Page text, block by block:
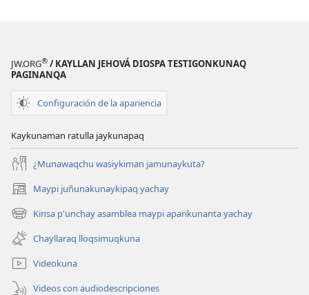
JW.ORG® / KAYLLAN JEHOVÁ DIOSPA TESTIGONKUNAQ
PAGINANQA
Configuración de la apariencia
Kaykunaman ratulla jaykunapaq
¿Munawaqchu wasiykiman jamunaykuta?
Maypi juñunakunaykipaq yachay
(abre
una
nueva
ventana)
Kinsa p'unchay asamblea maypi aparikunanta yachay
(abre
una
nueva
ventana)
Chayllaraq lloqsimuqkuna
Videokuna
Videos con audiodescripciones